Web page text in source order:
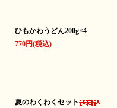
ひもかわうどん200g×4
770円(税込)
夏のわくわくセット